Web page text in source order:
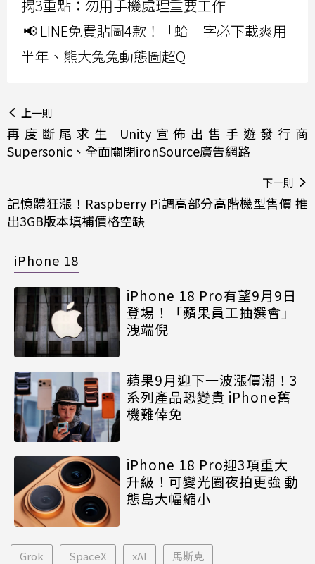
揭3重點：勿用手機處理重要工作
📢 LINE免費貼圖4款！「蛤」字必下載爽用
半年、熊大兔兔動態圖超Q
上一則
再度斷尾求生 Unity宣佈出售手遊發行商
Supersonic、全面關閉ironSource廣告網路
下一則
記憶體狂漲！Raspberry Pi調高部分高階機型售價 推
出3GB版本填補價格空缺
iPhone 18
iPhone 18 Pro有望9月9日
登場！「蘋果員工抽選會」
洩端倪
蘋果9月迎下一波漲價潮！3
系列產品恐變貴 iPhone舊
機難倖免
iPhone 18 Pro迎3項重大
升級！可變光圈夜拍更強 動
態島大幅縮小
Grok SpaceX xAI 馬斯克